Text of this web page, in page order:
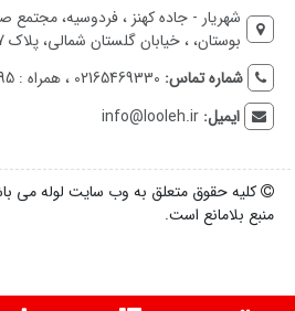
شهریار - جاده کهنز ، فردوسیه،
بوستان، ، خیابان گلستان شمالی، پلاک 7، کدپستی : ۳۳۵۷۱۹۳۴۷۴
شماره تماس: 02165469330 ، همراه : 09120809195
ایمیل:info@looleh.ir
کلیه حقوق متعلق به وب سایت لوله می
منبع بلامانع است.